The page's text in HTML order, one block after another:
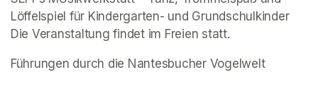
Löffelspiel für Kindergarten- und Grundschulkinder
Die Veranstaltung findet im Freien statt.
Führungen durch die Nantesbucher Vogelwelt